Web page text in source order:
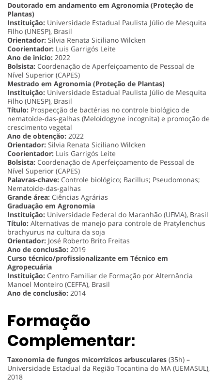
Doutorado em andamento em Agronomia (Proteção de
Plantas)
Instituição: Universidade Estadual Paulista Júlio de Mesquita
Filho (UNESP), Brasil
Orientador: Silvia Renata Siciliano Wilcken
Coorientador: Luis Garrigós Leite
Ano de início: 2022
Bolsista: Coordenação de Aperfeiçoamento de Pessoal de
Nível Superior (CAPES)
Mestrado em Agronomia (Proteção de Plantas)
Instituição: Universidade Estadual Paulista Júlio de Mesquita
Filho (UNESP), Brasil
Título: Prospecção de bactérias no controle biológico de
nematoide-das-galhas (Meloidogyne incognita) e promoção de
crescimento vegetal
Ano de obtenção: 2022
Orientador: Silvia Renata Siciliano Wilcken
Coorientador: Luis Garrigós Leite
Bolsista: Coordenação de Aperfeiçoamento de Pessoal de
Nível Superior (CAPES)
Palavras-chave: Controle biológico; Bacillus; Pseudomonas;
Nematoide-das-galhas
Grande área: Ciências Agrárias
Graduação em Agronomia
Instituição: Universidade Federal do Maranhão (UFMA), Brasil
Título: Alternativas de manejo para controle de Pratylenchus
brachyurus na cultura da soja
Orientador: José Roberto Brito Freitas
Ano de conclusão: 2019
Curso técnico/profissionalizante em Técnico em
Agropecuária
Instituição: Centro Familiar de Formação por Alternância
Manoel Monteiro (CEFFA), Brasil
Ano de conclusão: 2014
Formação
Complementar:
Taxonomia de fungos micorrízicos arbusculares (35h) –
Universidade Estadual da Região Tocantina do MA (UEMASUL),
2018